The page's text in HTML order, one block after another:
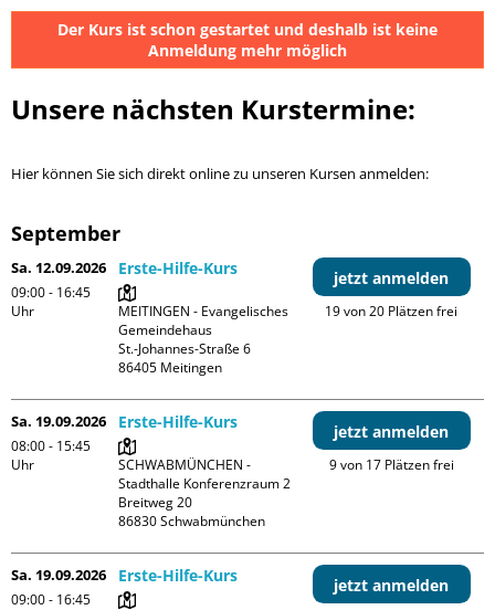
Der Kurs ist schon gestartet und deshalb ist keine
Anmeldung mehr möglich
Unsere nächsten Kurstermine:
Hier können Sie sich direkt online zu unseren Kursen anmelden:
September
Sa. 12.09.2026
09:00 - 16:45
Uhr
Erste-Hilfe-Kurs
MEITINGEN - Evangelisches
Gemeindehaus
St.-Johannes-Straße 6
jetzt anmelden
19 von 20 Plätzen frei
Sa. 19.09.2026
08:00 - 15:45
Uhr
Erste-Hilfe-Kurs
SCHWABMÜNCHEN -
Stadthalle Konferenzraum 2
Breitweg 20
jetzt anmelden
9 von 17 Plätzen frei
Sa. 19.09.2026
09:00 - 16:45
Erste-Hilfe-Kurs jetzt anmelden